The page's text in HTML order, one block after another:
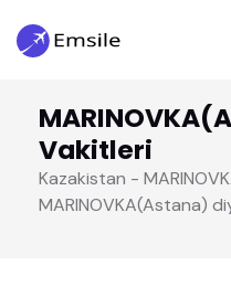
Vakitleri
Kazakistan -
MARINOVKA(Astana)